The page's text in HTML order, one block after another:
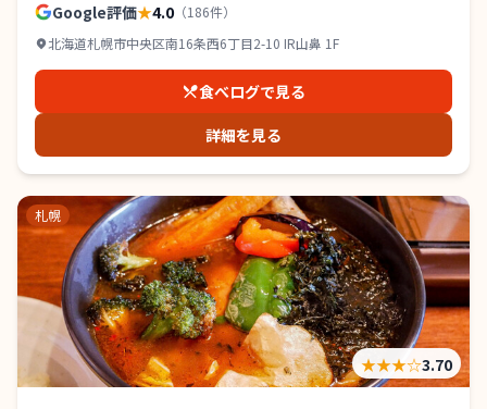
Google評価★4.0 （186件）
北海道札幌市中央区南16条西6丁目2-10 IR山鼻 1F
食べログで見る
詳細を見る
札幌
★★★☆3.70